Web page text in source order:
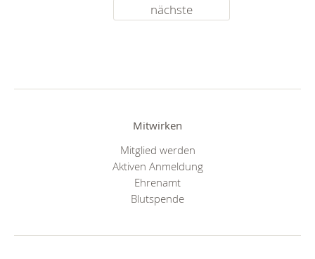
nächste
Mitwirken
Mitglied werden
Aktiven Anmeldung
Ehrenamt
Blutspende